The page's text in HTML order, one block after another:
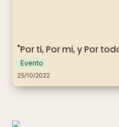
"Por ti, Por mi, y Por
Evento
25/10/2022